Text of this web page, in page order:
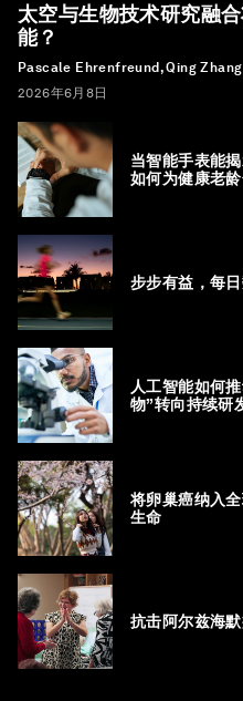
太空与生物技术研究融
能？
Pascale Ehrenfreund, Qing
2026年6月8日
当智能手表能
如何为健康老
步步有益，每
人工智能如何
物”转向持续研
将卵巢癌纳入
生命
抗击阿尔兹海